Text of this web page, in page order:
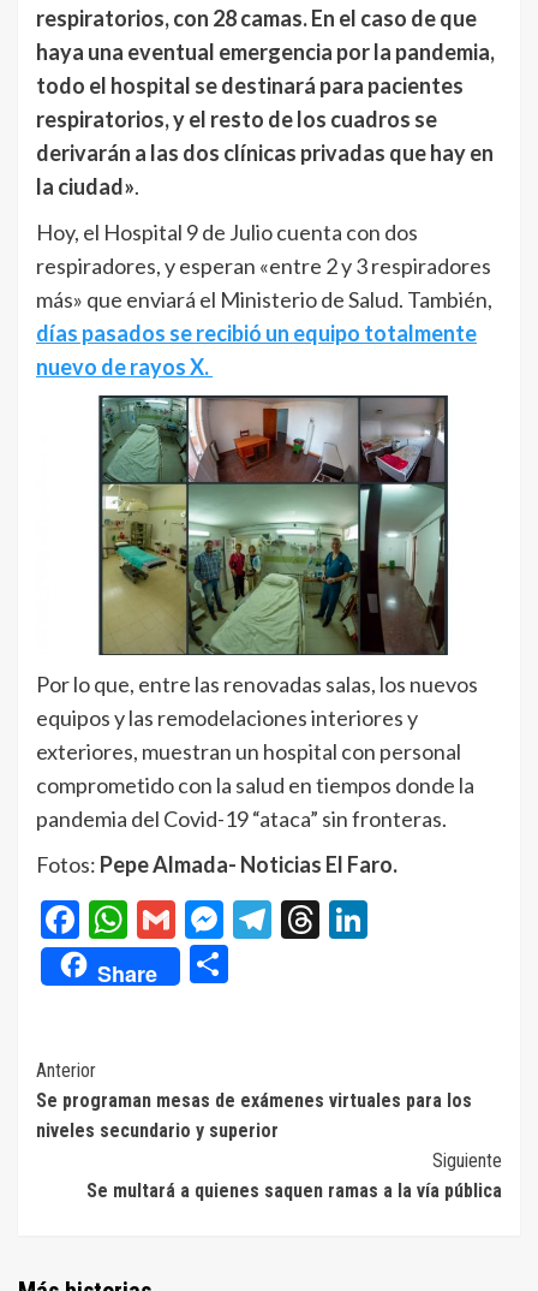
respiratorios, con 28 camas. En el caso de que
haya una eventual emergencia por la pandemia,
todo el hospital se destinará para pacientes
respiratorios, y el resto de los cuadros se
derivarán a las dos clínicas privadas que hay en
la ciudad».
Hoy, el Hospital 9 de Julio cuenta con dos
respiradores, y esperan «entre 2 y 3 respiradores
más» que enviará el Ministerio de Salud. También,
días pasados se recibió un equipo totalmente
nuevo de rayos X.
Por lo que, entre las renovadas salas, los nuevos
equipos y las remodelaciones interiores y
exteriores, muestran un hospital con personal
comprometido con la salud en tiempos donde la
pandemia del Covid-19 “ataca” sin fronteras.
Fotos: Pepe Almada- Noticias El Faro.
Facebook
WhatsApp
GmailMessenger
Telegram
Threads
Share
Navegación
de
Anterior
Se programan mesas de exámenes virtuales para los
niveles secundario y superior
Siguiente
Se multará a quienes saquen ramas a la vía pública